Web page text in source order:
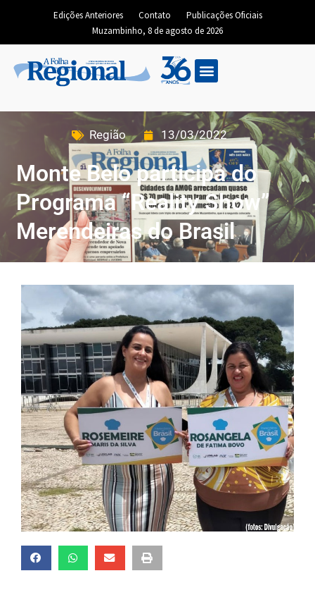
Edições Anteriores Contato
Publicações Oficiais
Muzambinho, 8 de agosto de 2026
Região 13/03/2022
Monte Belo participa do
Programa “Reality Show”
Merendeiras do Brasil